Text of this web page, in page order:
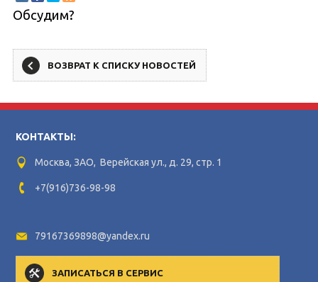
Обсудим?
ВОЗВРАТ К СПИСКУ НОВОСТЕЙ
КОНТАКТЫ:
Москва, ЗАО, Верейская ул., д. 29, стр. 1
+7(916)736-98-98
79167369898@yandex.ru
ЗАПИСАТЬСЯ В СЕРВИС